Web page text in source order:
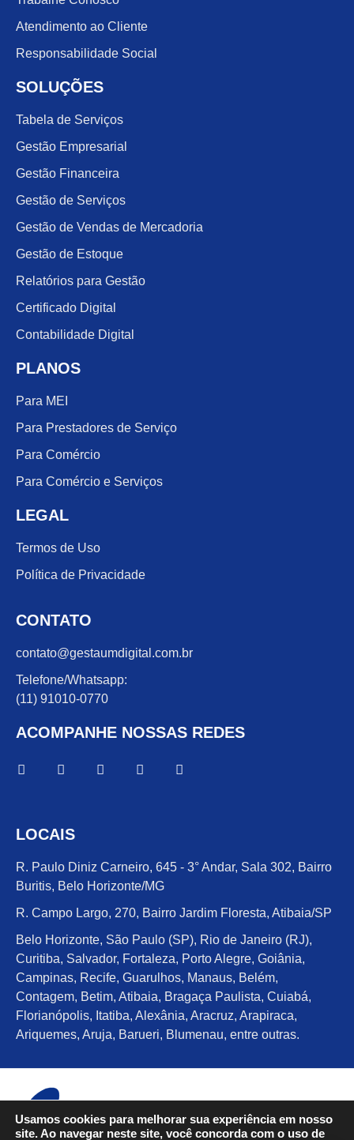
Atendimento ao Cliente
Responsabilidade Social
SOLUÇÕES
Tabela de Serviços
Gestão Empresarial
Gestão Financeira
Gestão de Serviços
Gestão de Vendas de Mercadoria
Gestão de Estoque
Relatórios para Gestão
Certificado Digital
Contabilidade Digital
PLANOS
Para MEI
Para Prestadores de Serviço
Para Comércio
Para Comércio e Serviços
LEGAL
Termos de Uso
Política de Privacidade
CONTATO
contato@gestaumdigital.com.br
Telefone/Whatsapp:
(11) 91010-0770
ACOMPANHE NOSSAS REDES
LOCAIS
R. Paulo Diniz Carneiro, 645 - 3° Andar, Sala 302, Bairro
Buritis, Belo Horizonte/MG
R. Campo Largo, 270, Bairro Jardim Floresta, Atibaia/SP
Belo Horizonte, São Paulo (SP), Rio de Janeiro (RJ),
Curitiba, Salvador, Fortaleza, Porto Alegre, Goiânia,
Campinas, Recife, Guarulhos, Manaus, Belém,
Contagem, Betim, Atibaia, Bragaça Paulista, Cuiabá,
Florianópolis, Itatiba, Alexânia, Aracruz, Arapiraca,
Ariquemes, Aruja, Barueri, Blumenau, entre outras.
Usamos cookies para melhorar sua experiência em nosso
site. Ao navegar neste site, você concorda com o uso de